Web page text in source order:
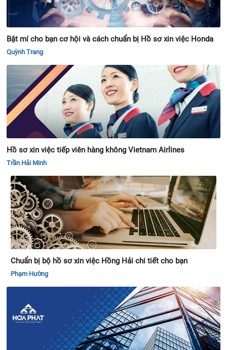
Bật mí cho bạn cơ hội và cách chuẩn bị Hồ sơ xin việc Honda
Quỳnh Trang
Hồ sơ xin việc tiếp viên hàng không Vietnam Airlines
Trần Hải Minh
Chuẩn bị bộ hồ sơ xin việc Hồng Hải chi tiết cho bạn
Phạm Hường